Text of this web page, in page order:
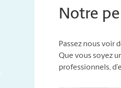
Notre
Passez nous voir
Que vous soyez
professionnels,